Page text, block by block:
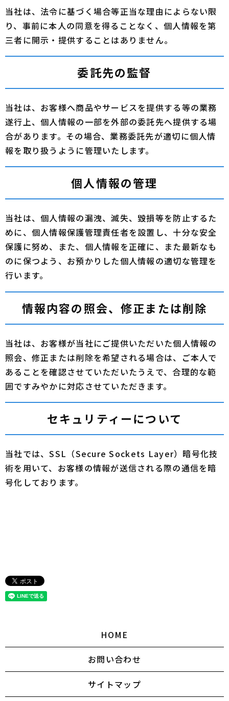
当社は、法令に基づく場合等正当な理由によらない限
り、事前に本人の同意を得ることなく、個人情報を第
三者に開示・提供することはありません。
委託先の監督
当社は、お客様へ商品やサービスを提供する等の業務
遂行上、個人情報の一部を外部の委託先へ提供する場
合があります。その場合、業務委託先が適切に個人情
報を取り扱うように管理いたします。
個人情報の管理
当社は、個人情報の漏洩、滅失、毀損等を防止するた
めに、個人情報保護管理責任者を設置し、十分な安全
保護に努め、また、個人情報を正確に、また最新なも
のに保つよう、お預かりした個人情報の適切な管理を
行います。
情報内容の照会、修正または削除
当社は、お客様が当社にご提供いただいた個人情報の
照会、修正または削除を希望される場合は、ご本人で
あることを確認させていただいたうえで、合理的な範
囲ですみやかに対応させていただきます。
セキュリティーについて
当社では、SSL（Secure Sockets Layer）暗号化技
術を用いて、お客様の情報が送信される際の通信を暗
号化しております。
HOME
お問い合わせ
サイトマップ